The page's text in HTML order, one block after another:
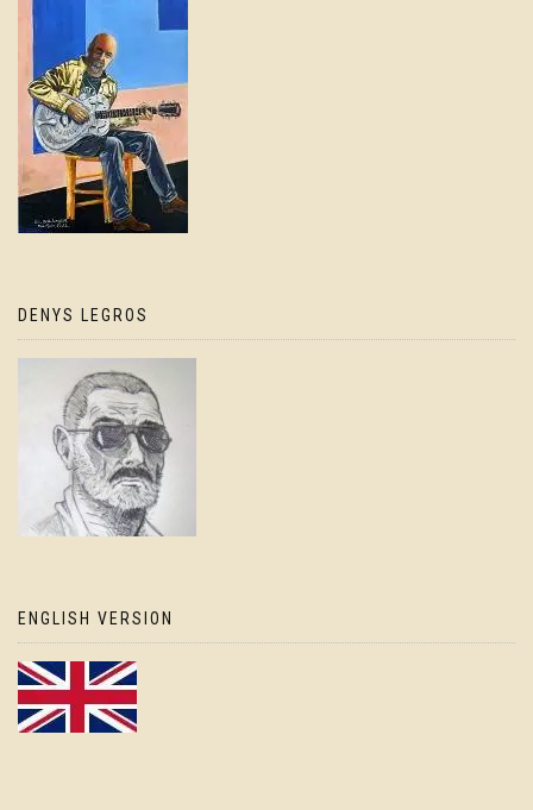
DENYS LEGROS
ENGLISH VERSION